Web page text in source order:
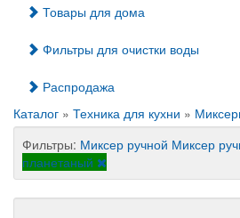
Товары для дома
Фильтры для очистки воды
Распродажа
Каталог » Техника для кухни »
Фильтры: Миксер ручной Миксер
планетаный